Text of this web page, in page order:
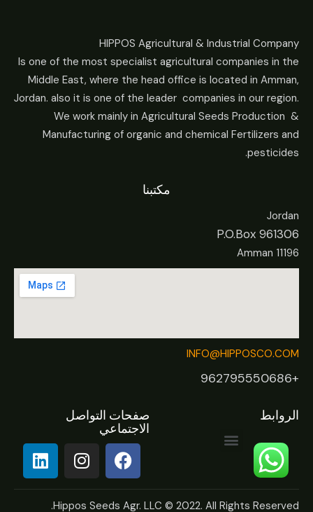
HIPPOS Agricultural & Industrial Company
Is one of the most specialist agricultural companies in the
Middle East, where the head office is located in Amman,
Jordan. also it is one of the leader companies in our region.
We work mainly in Agricultural Seeds Production &
Manufacturing of organic and chemical Fertilizers and
pesticides.
مكتبنا
Jordan
P.O.Box 961306
Amman 11196
INFO@HIPPOSCO.COM
+962795550686
الروابط صفحات التواصل
الاجتماعي
Hippos Seeds Agr. LLC © 2022. All Rights Reserved.